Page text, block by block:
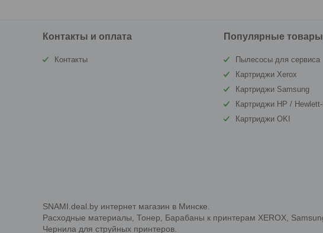
Контакты и оплата
Контакты
Популярные товары
Пылесосы для сервиса
Картриджи Xerox
Картриджи Samsung
Картриджи HP /
Картриджи OKI
SNAMI.deal.by интернет магазин в Минске.
Расходные материалы, Тонер, Барабаны к принтерам XEROX,
Чернила для струйных принтеров.